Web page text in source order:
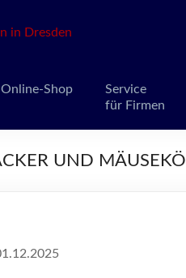
Online-Shop
Service
für Firmen
UND